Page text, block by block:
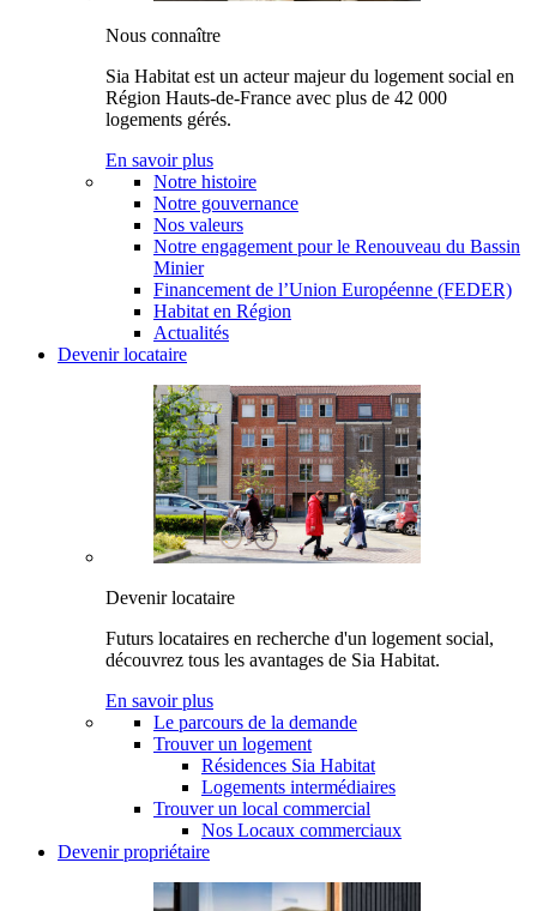
Nous connaître
Sia Habitat est un acteur majeur du logement social en
Région Hauts-de-France avec plus de 42 000
logements gérés.
En savoir plus
Notre histoire
Notre gouvernance
Nos valeurs
Notre engagement pour le Renouveau du Bassin
Minier
Financement de l’Union Européenne (FEDER)
Habitat en Région
Actualités
Devenir locataire
Devenir locataire
Futurs locataires en recherche d'un logement social,
découvrez tous les avantages de Sia Habitat.
En savoir plus
Le parcours de la demande
Trouver un logement
Résidences Sia Habitat
Logements intermédiaires
Trouver un local commercial
Nos Locaux commerciaux
Devenir propriétaire